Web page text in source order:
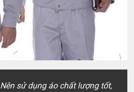
Nên sử dụng áo chất lượng tốt,